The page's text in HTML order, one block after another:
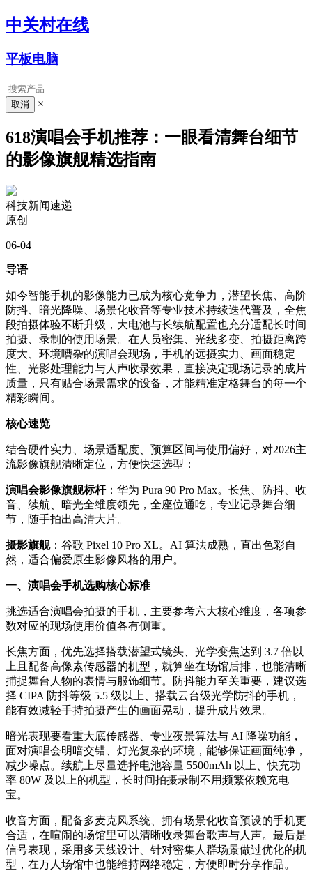
中关村在线
平板电脑
×
618演唱会手机推荐：一眼看清舞台细节
的影像旗舰精选指南
科技新闻速递
原创
06-04
导语
如今智能手机的影像能力已成为核心竞争力，潜望长焦、高阶
防抖、暗光降噪、场景化收音等专业技术持续迭代普及，全焦
段拍摄体验不断升级，大电池与长续航配置也充分适配长时间
拍摄、录制的使用场景。在人员密集、光线多变、拍摄距离跨
度大、环境嘈杂的演唱会现场，手机的远摄实力、画面稳定
性、光影处理能力与人声收录效果，直接决定现场记录的成片
质量，只有贴合场景需求的设备，才能精准定格舞台的每一个
精彩瞬间。
核心速览
结合硬件实力、场景适配度、预算区间与使用偏好，对2026主
流影像旗舰清晰定位，方便快速选型：
演唱会影像旗舰标杆：华为 Pura 90 Pro Max。长焦、防抖、收
音、续航、暗光全维度领先，全座位通吃，专业记录舞台细
节，随手拍出高清大片。
摄影旗舰：谷歌 Pixel 10 Pro XL。AI 算法成熟，直出色彩自
然，适合偏爱原生影像风格的用户。
一、演唱会手机选购核心标准
挑选适合演唱会拍摄的手机，主要参考六大核心维度，各项参
数对应的现场使用价值各有侧重。
长焦方面，优先选择搭载潜望式镜头、光学变焦达到 3.7 倍以
上且配备高像素传感器的机型，就算坐在场馆后排，也能清晰
捕捉舞台人物的表情与服饰细节。防抖能力至关重要，建议选
择 CIPA 防抖等级 5.5 级以上、搭载云台级光学防抖的手机，
能有效减轻手持拍摄产生的画面晃动，提升成片效果。
暗光表现要看重大底传感器、专业夜景算法与 AI 降噪功能，
面对演唱会明暗交错、灯光复杂的环境，能够保证画面纯净，
减少噪点。续航上尽量选择电池容量 5500mAh 以上、快充功
率 80W 及以上的机型，长时间拍摄录制不用频繁依赖充电
宝。
收音方面，配备多麦克风系统、拥有场景化收音预设的手机更
合适，在喧闹的场馆里可以清晰收录舞台歌声与人声。最后是
信号表现，采用多天线设计、针对密集人群场景做过优化的机
型，在万人场馆中也能维持网络稳定，方便即时分享作品。